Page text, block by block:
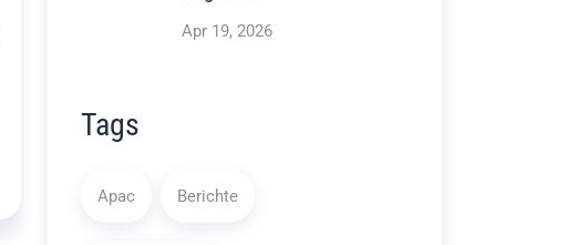
Apr 19, 2026
Tags
Apac Berichte